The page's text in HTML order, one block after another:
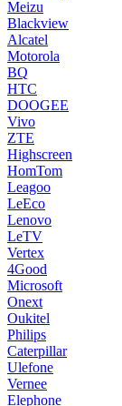
Meizu
Blackview
Alcatel
Motorola
BQ
HTC
DOOGEE
Vivo
ZTE
Highscreen
HomTom
Leagoo
LeEco
Lenovo
LeTV
Vertex
4Good
Microsoft
Onext
Oukitel
Philips
Caterpillar
Ulefone
Vernee
Elephone